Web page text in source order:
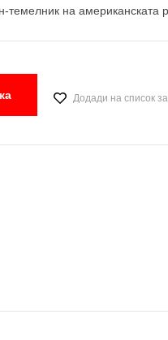
на американската
Додади на список